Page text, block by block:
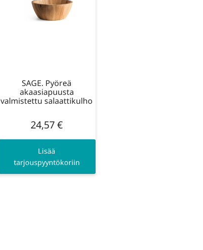
SAGE. Pyöreä
akaasiapuusta
valmistettu salaattikulho
24,57€
Lisää
tarjouspyyntökoriin